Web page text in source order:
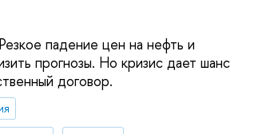
падение цен на нефть и
прогнозы. Но кризис дает шанс
договор.